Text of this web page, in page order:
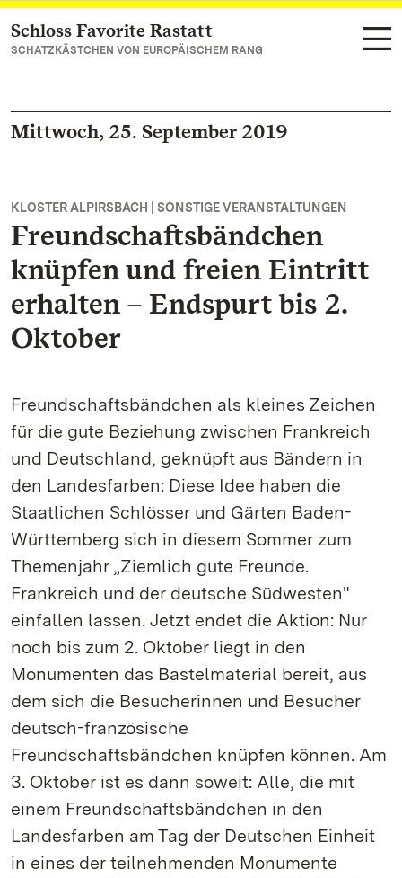
Zum Hauptinhalt springen
Schloss Favorite Rastatt
SCHATZKÄSTCHEN VON EUROPÄISCHEM RANG
Mittwoch, 25. September 2019
KLOSTER ALPIRSBACH | SONSTIGE VERANSTALTUNGEN
Freundschaftsbändchen
knüpfen und freien Eintritt
erhalten – Endspurt bis 2.
Oktober
Freundschaftsbändchen als kleines Zeichen
für die gute Beziehung zwischen Frankreich
und Deutschland, geknüpft aus Bändern in
den Landesfarben: Diese Idee haben die
Staatlichen Schlösser und Gärten Baden-
Württemberg sich in diesem Sommer zum
Themenjahr „Ziemlich gute Freunde.
Frankreich und der deutsche Südwesten"
einfallen lassen. Jetzt endet die Aktion: Nur
noch bis zum 2. Oktober liegt in den
Monumenten das Bastelmaterial bereit, aus
dem sich die Besucherinnen und Besucher
deutsch-französische
Freundschaftsbändchen knüpfen können. Am
3. Oktober ist es dann soweit: Alle, die mit
einem Freundschaftsbändchen in den
Landesfarben am Tag der Deutschen Einheit
in eines der teilnehmenden Monumente